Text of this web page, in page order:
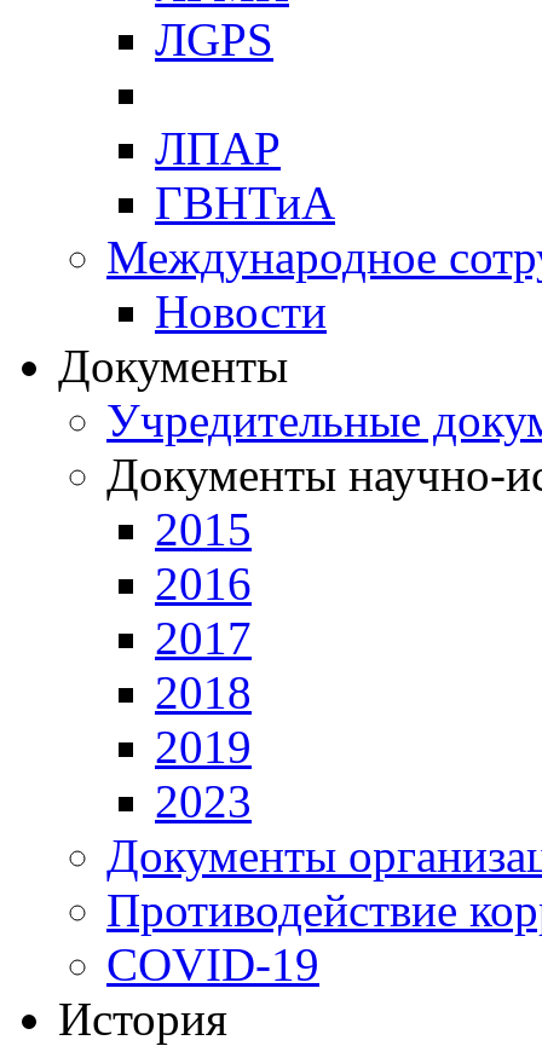
ЛGPS
ЛПАР
ГВНТиА
Международное
Новости
Документы
Учредительные
Документы научно-
2015
2016
2017
2018
2019
2023
Документы
Противодействие
СОVID-19
История